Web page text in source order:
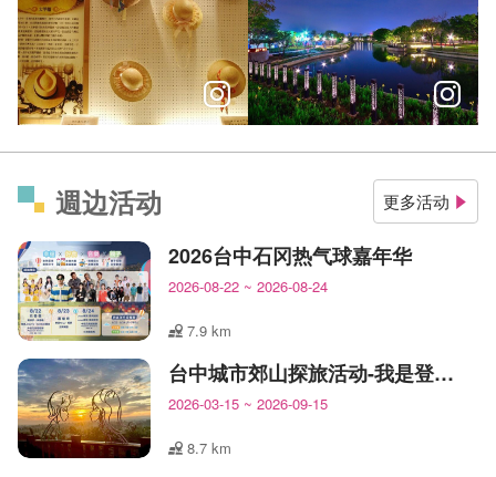
週边活动 更多活动
2026台中石冈热气球嘉年华
2026-08-22 ~ 2026-08-24
7.9 km
台中城市郊山探旅活动-我是登山王
2026-03-15 ~ 2026-09-15
8.7 km